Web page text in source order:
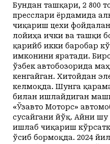
Бундан ташқари, 2 800
пресслари ёрдамида
чиқариш цехи
лойиҳа ички ва ташқи
қарийб икки баробар
имконини яратади.
ўзбек автобозорида
кенгайган. Хитойдан
келмоқда. Шунга
билан ишлайдиган
«Ўзавто Моторс»
сусайгани йўқ. Айни
ишлаб чиқариш
ўсиб бормоқда. 2024